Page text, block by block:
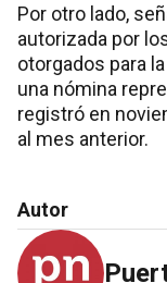
Por otro lado,
autorizada por
otorgados para
una nómina
registró en
al mes anterior.
Autor